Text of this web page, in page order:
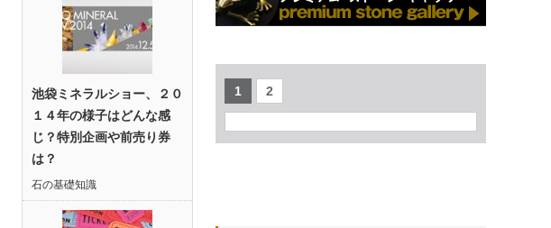
池袋ミネラルショー、２０
１４年の様子はどんな感
じ？特別企画や前売り券
は？
石の基礎知識
1 2